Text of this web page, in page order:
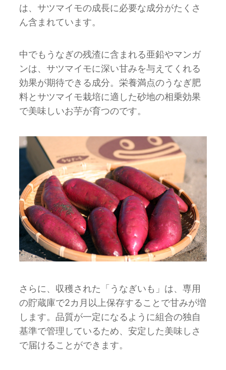
は、サツマイモの成長に必要な成分がたくさ
ん含まれています。
中でもうなぎの残渣に含まれる亜鉛やマンガ
ンは、サツマイモに深い甘みを与えてくれる
効果が期待できる成分。栄養満点のうなぎ肥
料とサツマイモ栽培に適した砂地の相乗効果
で美味しいお芋が育つのです。
さらに、収穫された「うなぎいも」は、専用
の貯蔵庫で2カ月以上保存することで甘みが増
します。品質が一定になるように組合の独自
基準で管理しているため、安定した美味しさ
で届けることができます。